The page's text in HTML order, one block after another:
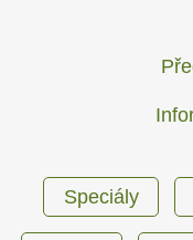
Speciály